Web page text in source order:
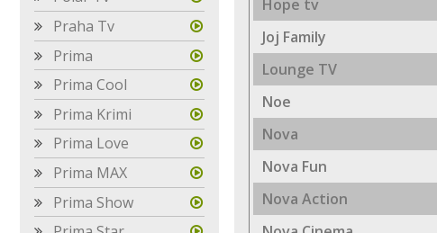
Praha Tv
Prima
Prima Cool
Prima Krimi
Prima Love
Prima MAX
Prima Show
Hope tv
Joj Family
Lounge TV
Noe
Nova
Nova Fun
Nova Action